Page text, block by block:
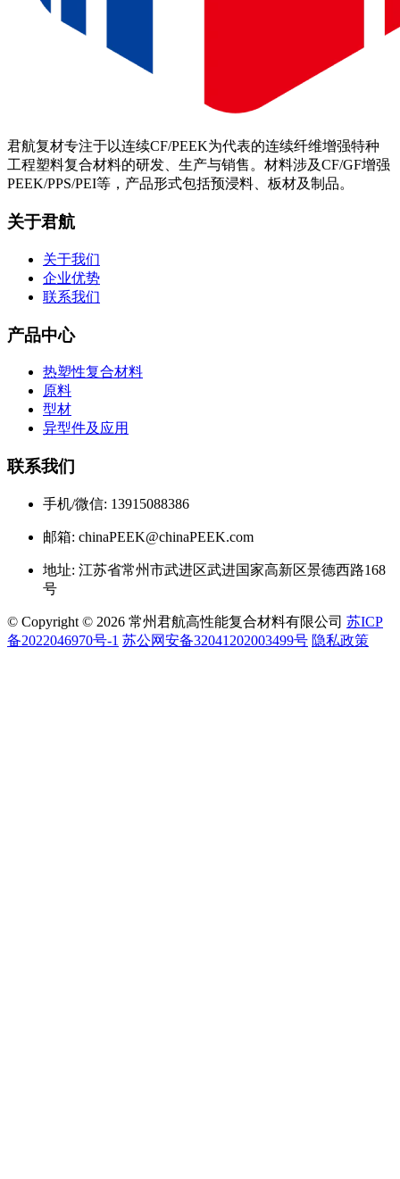
君航复材专注于以连续CF/PEEK为代表的连续纤维增强特种
工程塑料复合材料的研发、生产与销售。材料涉及CF/GF增强
PEEK/PPS/PEI等，产品形式包括预浸料、板材及制品。
关于君航
关于我们
企业优势
联系我们
产品中心
热塑性复合材料
原料
型材
异型件及应用
联系我们
手机/微信: 13915088386
邮箱: chinaPEEK@chinaPEEK.com
地址: 江苏省常州市武进区武进国家高新区景德西路168
号
© Copyright © 2026 常州君航高性能复合材料有限公司 苏ICP
备2022046970号-1 苏公网安备32041202003499号 隐私政策